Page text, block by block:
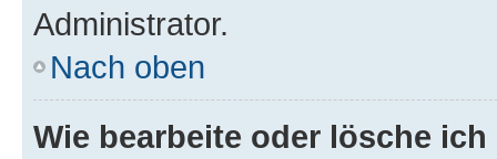
Administrator.
Nach oben
Wie bearbeite oder lösche